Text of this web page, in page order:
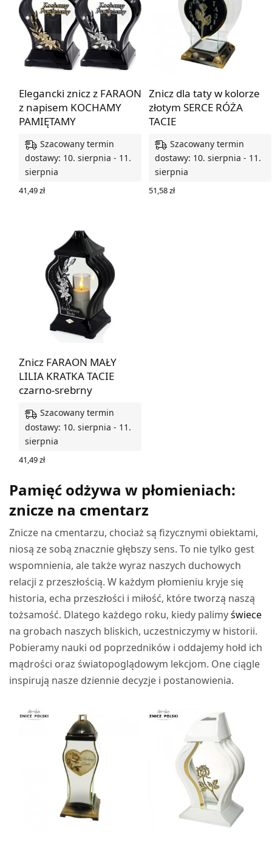
Elegancki znicz z FARAON
z napisem KOCHAMY
PAMIĘTAMY
Szacowany termin
dostawy: 10. sierpnia - 11.
sierpnia
41,49zł
Znicz dla taty w kolorze
złotym SERCE RÓŻA
TACIE
Szacowany termin
dostawy: 10. sierpnia - 11.
sierpnia
51,58zł
Znicz FARAON MAŁY
LILIA KRATKA TACIE
czarno-srebrny
Szacowany termin
dostawy: 10. sierpnia - 11.
sierpnia
41,49zł
Pamięć odżywa w płomieniach:
znicze na cmentarz
Znicze na cmentarzu, chociaż są fizycznymi obiektami,
niosą ze sobą znacznie głębszy sens. To nie tylko gest
wspomnienia, ale także wyraz naszych duchowych
relacji z przeszłością. W każdym płomieniu kryje się
historia, echa przeszłości i miłość, które tworzą naszą
tożsamość. Dlatego każdego roku, kiedy palimyświece
na grobach naszych bliskich, uczestniczymy w historii.
Pobieramy nauki od poprzedników i oddajemy hołd ich
mądrości oraz światopoglądowym lekcjom. One ciągle
inspirują nasze dziennie decyzje i postanowienia.